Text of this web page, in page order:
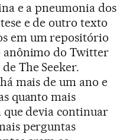
e a pneumonia dos
e de outro texto
em um repositório
anônimo do Twitter
The Seeker.
mais de um ano e
quanto mais
que devia continuar
perguntas